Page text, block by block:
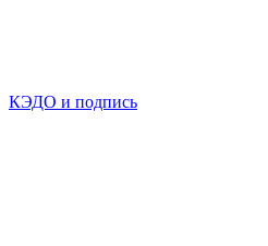
КЭДО и подпись